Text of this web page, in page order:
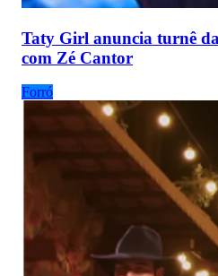
Taty Girl anuncia turnê
com Zé Cantor
Forró